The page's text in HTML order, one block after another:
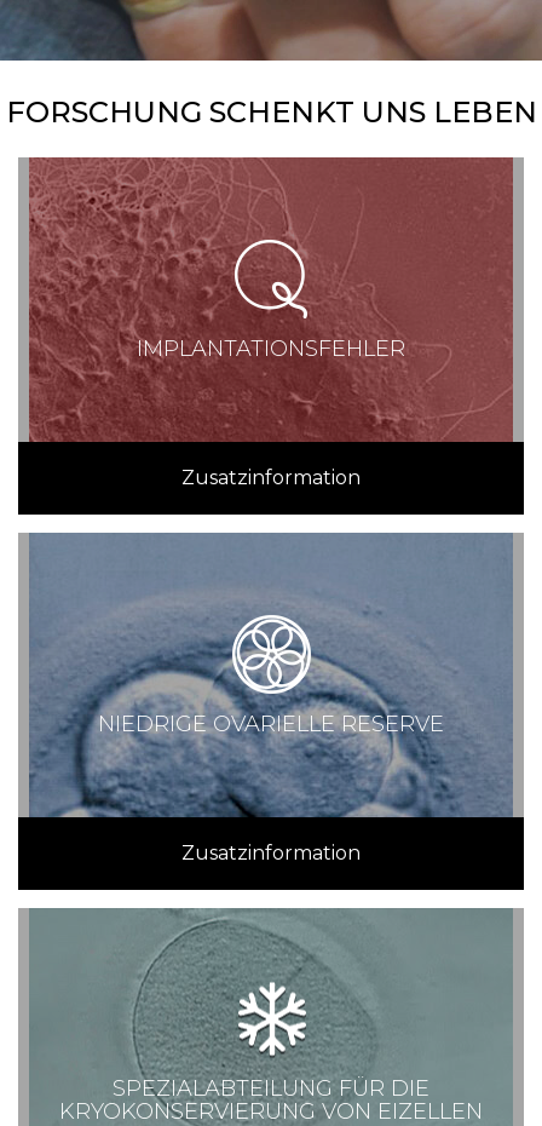
FORSCHUNG SCHENKT UNS LEBEN
IMPLANTATIONSFEHLER
Zusatzinformation
NIEDRIGE OVARIELLE RESERVE
Zusatzinformation
SPEZIALABTEILUNG FÜR DIE
KRYOKONSERVIERUNG VON EIZELLEN